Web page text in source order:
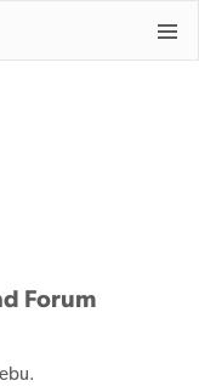
Forum
webu.